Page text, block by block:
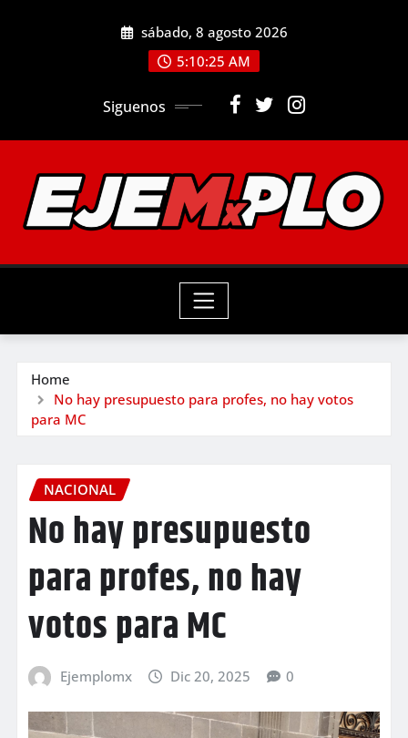
sábado, 8 agosto 2026
5:10:27 AM
Siguenos
Home
No hay presupuesto para profes, no hay votos
para MC
NACIONAL
No hay presupuesto
para profes, no hay
votos para MC
Ejemplomx Dic 20, 2025 0